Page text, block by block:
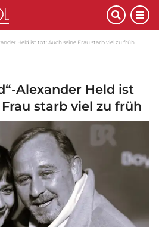
Held ist tot: Auch seine Frau starb viel zu früh
Alexander Held ist
starb viel zu früh